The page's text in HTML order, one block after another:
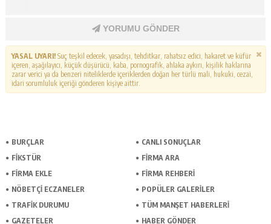
YORUMU GÖNDER
YASAL UYARI!Suç teşkil edecek, yasadışı, tehditkar, rahatsız edici, hakaret ve küfür
içeren, aşağılayıcı, küçük düşürücü, kaba, pornografik, ahlaka aykırı, kişilik haklarına
zarar verici ya da benzeri niteliklerde içeriklerden doğan her türlü mali, hukuki, cezai,
idari sorumluluk içeriği gönderen kişiye aittir.
BURÇLAR
CANLI SONUÇLAR
FİKSTÜR
FİRMA ARA
FİRMA EKLE
FİRMA REHBERİ
NÖBETÇİ ECZANELER
POPÜLER GALERİLER
TRAFİK DURUMU
TÜM MANŞET HABERLERİ
GAZETELER
HABER GÖNDER